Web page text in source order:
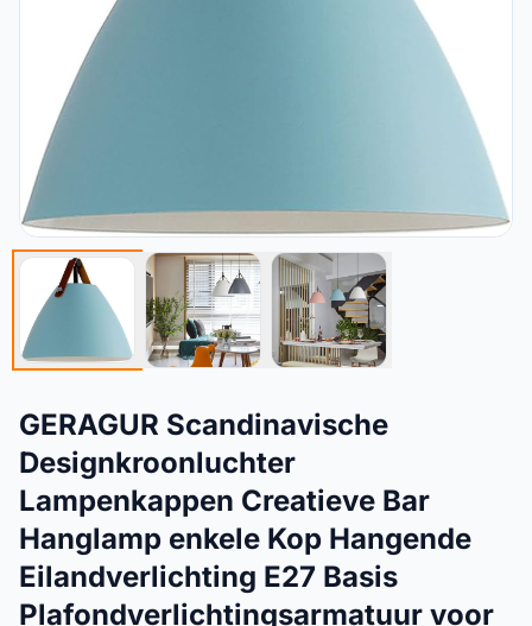
GERAGUR Scandinavische
Designkroonluchter
Lampenkappen Creatieve Bar
Hanglamp enkele Kop Hangende
Eilandverlichting E27 Basis
Plafondverlichtingsarmatuur voor